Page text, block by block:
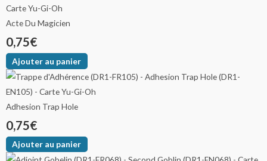
Acte Du Magicien
0,75€
Ajouter au panier
Adhesion Trap Hole
0,75€
Ajouter au panier